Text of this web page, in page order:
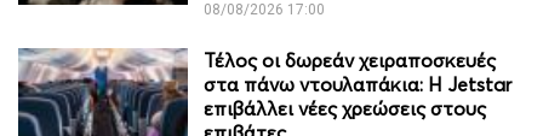
08/08/2026 17:00
Τέλος οι δωρεάν χειραποσκευές
στα πάνω ντουλαπάκια: Η Jetstar
επιβάλλει νέες χρεώσεις στους